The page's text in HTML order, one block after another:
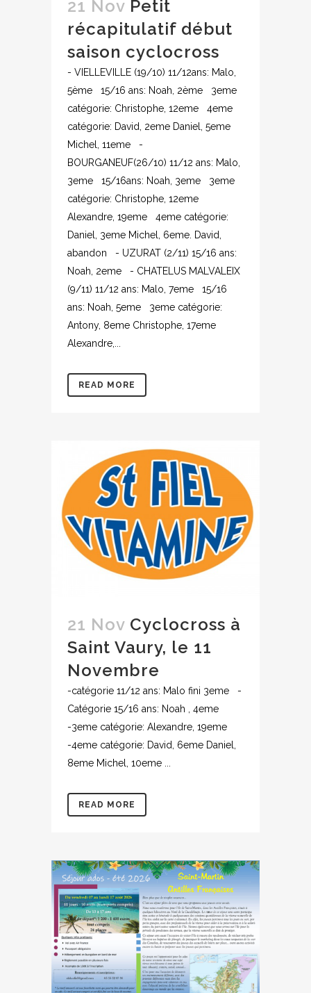
21 Nov Petit
récapitulatif début
saison cyclocross
- VIELLEVILLE (19/10) 11/12ans: Malo,
5ème 15/16 ans: Noah, 2ème 3eme
catégorie: Christophe, 12eme 4eme
catégorie: David, 2eme Daniel, 5eme
Michel, 11eme -
BOURGANEUF(26/10) 11/12 ans: Malo,
3eme 15/16ans: Noah, 3eme 3eme
catégorie: Christophe, 12eme
Alexandre, 19eme 4eme catégorie:
Daniel, 3eme Michel, 6eme. David,
abandon - UZURAT (2/11) 15/16 ans:
Noah, 2eme - CHATELUS MALVALEIX
(9/11) 11/12 ans: Malo, 7eme 15/16
ans: Noah, 5eme 3eme catégorie:
Antony, 8eme Christophe, 17eme
Alexandre,...
READ MORE
21 Nov Cyclocross à
Saint Vaury, le 11
Novembre
-catégorie 11/12 ans: Malo fini 3eme -
Catégorie 15/16 ans: Noah , 4eme
-3eme catégorie: Alexandre, 19eme
-4eme catégorie: David, 6eme Daniel,
8eme Michel, 10eme ...
READ MORE